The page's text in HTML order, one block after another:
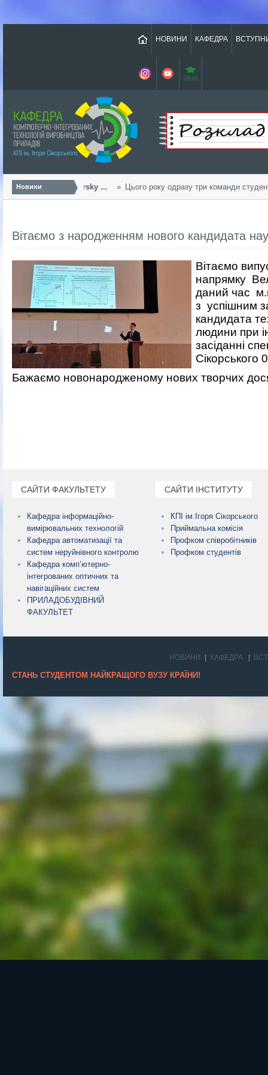
НОВИНИ КАФЕДРА
Новини
Урожайний «Sikorsky ... Цього року одразу три команди
Вітаємо з народженням нового кандидата
Вітаємо
напрямку
даний час
з успішним
кандидата
людини при
засіданні
Сікорського
Бажаємо новонародженому нових творчих
САЙТИ ФАКУЛЬТЕТУ
Кафедра інформаційно-
вимірювальних технологій
Кафедра автоматизації та
систем неруйнівного контролю
Кафедра комп’ютерно-
інтегрованих оптичних та
навігаційних систем
ПРИЛАДОБУДІВНИЙ
ФАКУЛЬТЕТ
САЙТИ ІНСТИТУТУ
КПІ ім.Ігоря Сікорського
Приймальна комісія
Профком співробітників
Профком студентів
НОВИНИ КАФЕДРА
СТАНЬ СТУДЕНТОМ НАЙКРАЩОГО ВУЗУ КРАЇНИ!